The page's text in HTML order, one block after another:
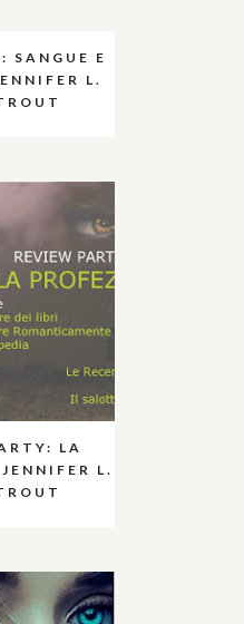
SANGUE E
L.
LA
L.